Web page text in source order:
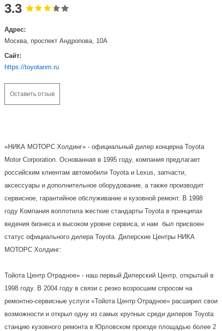
3.3
Адрес:
Москва, проспект Андропова, 10А
Сайт:
https://toyotanm.ru
Оставить отзыв
«НИКА МОТОРС Холдинг» - официальный дилер концерна Toyota
Motor Corporation. Основанная в 1995 году, компания предлагает
российским клиентам автомобили Toyota и Lexus, запчасти,
аксессуары и дополнительное оборудование, а также производит
сервисное, гарантийное обслуживание и кузовной ремонт. В 1998
году Компания воплотила жесткие стандарты Toyota в принципах
ведения бизнеса и высоком уровне сервиса, и нам был присвоен
статус официального дилера Toyota. Дилерские Центры НИКА
МОТОРС Холдинг:
Тойота Центр Отрадное» - наш первый Дилерский Центр, открытый в
1998 году. В 2004 году в связи с резко возросшим спросом на
ремонтно-сервисные услуги «Тойота Центр Отрадное» расширил свои
возможности и открыл одну из самых крупных среди дилеров Toyota
станцию кузовного ремонта в Юрловском проезде площадью более 2